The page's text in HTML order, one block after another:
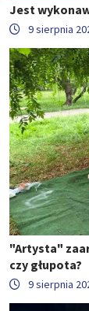
Jest
9 sierpnia
"Artysta"
czy głupota?
9 sierpnia